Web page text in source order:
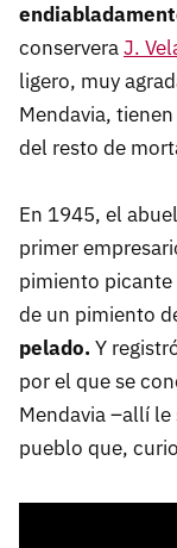
conserveraJ.
ligero, muy
Mendavia,
del resto de
En 1945, el
primer
pimiento
de un pimiento
pelado.Y
por el que se
Mendavia –allí
pueblo que,